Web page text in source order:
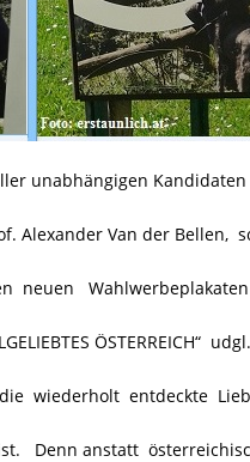
unabhängigen
Alexander Van der
neuen
ÖSTERREICH“ udgl.
wiederholt entdeckte
Denn anstatt